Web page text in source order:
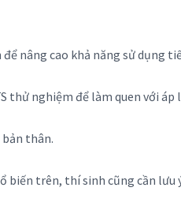
nâng cao khả năng sử dụng
thử nghiệm để làm quen với áp
thân.
biến trên, thí sinh cũng cần lưu